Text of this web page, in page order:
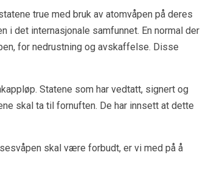
true med bruk av atomvåpen på deres
i det internasjonale samfunnet. En normal der
for nedrustning og avskaffelse. Disse
Statene som har vedtatt, signert og
skal ta til fornuften. De har innsett at dette
skal være forbudt, er vi med på å